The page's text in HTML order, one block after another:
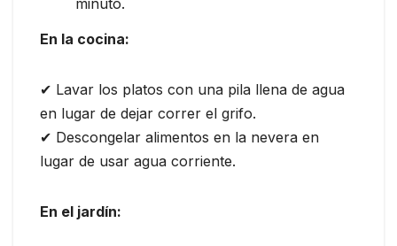
minuto.
En la cocina:
✔ Lavar los platos con una pila llena de agua
en lugar de dejar correr el grifo.
✔ Descongelar alimentos en la nevera en
lugar de usar agua corriente.
En el jardín: